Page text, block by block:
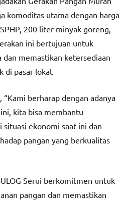
komoditas utama dengan harga
200 liter minyak goreng,
ini bertujuan untuk
dan memastikan ketersediaan
di pasar lokal.
berharap dengan adanya
kita bisa membantu
situasi ekonomi saat ini dan
pangan yang berkualitas
Serui berkomitmen untuk
pangan dan memastikan